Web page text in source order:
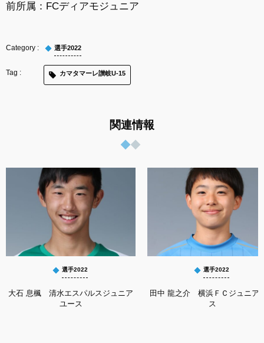
前所属：FCディアモジュニア
選手2022
カマタマーレ讃岐U-15
関連情報
選手2022
大石 息楓 清水エスパルスジュニア
ユース
選手2022
田中 龍之介 横浜ＦＣジュニア
ス